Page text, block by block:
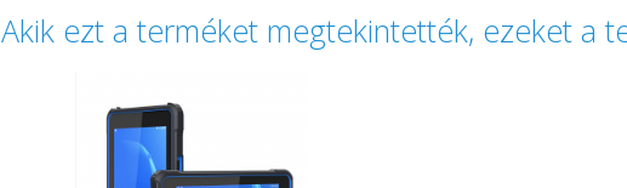
Akik ezt a terméket megtekintették, ezeket a